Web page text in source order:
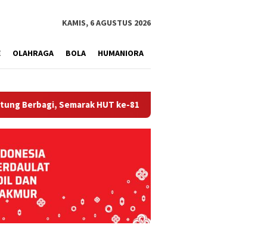
KAMIS, 6 AGUSTUS 2026
OLAHRAGA BOLA HUMANIORA
HUT ke-81 RI dan Hari Pengayoman ke-81